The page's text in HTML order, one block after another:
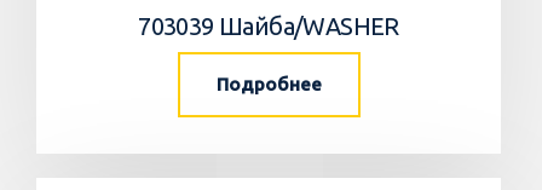
703039 Шайба/WASHER
Подробнее